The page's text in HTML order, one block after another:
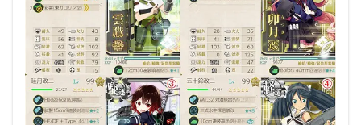
概要 2戦目：通常
敵陣形 単縦陣/複縦陣/警戒陣
備考
概要 3戦目：空襲
敵陣形 輪形陣
備考
概要 4戦目：通常
敵陣形 単縦陣/複縦陣/梯形陣
備考
概要 5戦目：ボス
敵陣形 梯形陣
備考 潜水艦編成